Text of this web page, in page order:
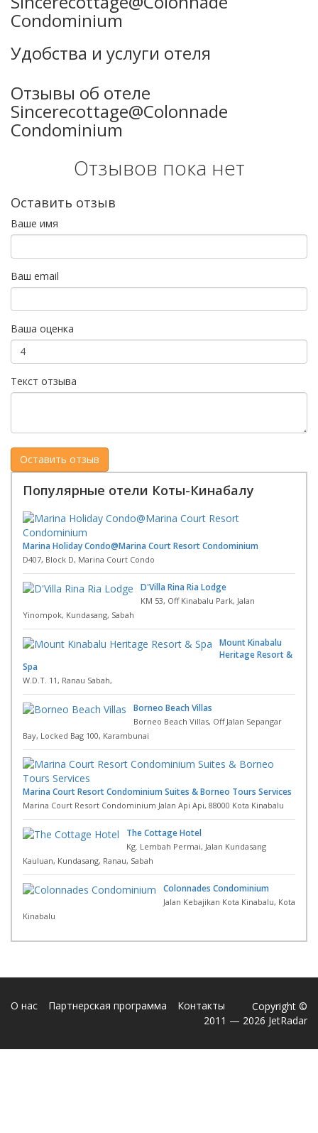
Condominium
Удобства и услуги отеля
Отзывы об отеле
Sincerecottage@Colonnade
Condominium
Отзывов пока нет
Оставить отзыв
Ваше имя
Ваш email
Ваша оценка
Текст отзыва
Популярные отели Коты-Кинабалу
Marina Holiday Condo@Marina Court Resort Condominium
D407, Block D, Marina Court Condo
D'Villa Rina Ria Lodge
KM 53, Off Kinabalu Park, Jalan
Yinompok, Kundasang, Sabah
Mount Kinabalu
Heritage Resort &
Spa
W.D.T. 11, Ranau Sabah,
Borneo Beach Villas
Borneo Beach Villas, Off Jalan Sepangar
Bay, Locked Bag 100, Karambunai
Marina Court Resort Condominium Suites & Borneo Tours Services
Marina Court Resort Condominium Jalan Api Api, 88000 Kota Kinabalu
The Cottage Hotel
Kg. Lembah Permai, Jalan Kundasang
Kauluan, Kundasang, Ranau, Sabah
Colonnades Condominium
Jalan Kebajikan Kota Kinabalu, Kota
Kinabalu
О нас Партнерская программа Контакты
Copyright ©
2011 — 2026 JetRadar